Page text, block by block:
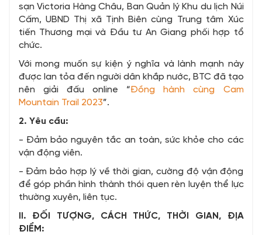
sạn Victoria Hàng Châu, Ban Quản lý Khu du lịch Núi
Cấm, UBND Thị xã Tịnh Biên cùng Trung tâm Xúc
tiến Thương mại và Đầu tư An Giang phối hợp tổ
chức.
Với mong muốn sự kiện ý nghĩa và lành mạnh này
được lan tỏa đến người dân khắp nước, BTC đã tạo
nên giải đấu online “Đồng hành cùng Cam
Mountain Trail 2023”.
2. Yêu cầu:
- Đảm bảo nguyên tắc an toàn, sức khỏe cho các
vận động viên.
- Đảm bảo hợp lý về thời gian, cường độ vận động
để góp phần hình thành thói quen rèn luyện thể lực
thường xuyên, liên tục.
II. ĐỐI TƯỢNG, CÁCH THỨC, THỜI GIAN, ĐỊA
ĐIỂM: